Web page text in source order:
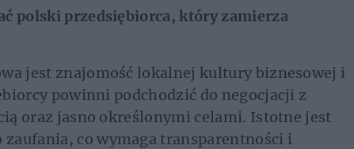
polski przedsiębiorca, który zamierza
jest znajomość lokalnej kultury biznesowej i
powinni podchodzić do negocjacji z
oraz jasno określonymi celami. Istotne jest
zaufania, co wymaga transparentności i